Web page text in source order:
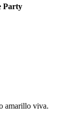
Party​
amarillo viva.